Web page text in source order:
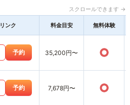
スクロールできます →
リンク 料金目安 無料体験
予約 35,200円〜 ○
予約 7,678円〜 ○